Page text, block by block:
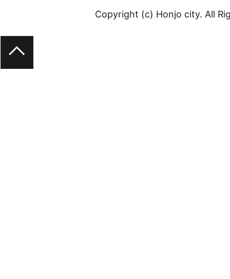
Copyright (c) Honjo city. All